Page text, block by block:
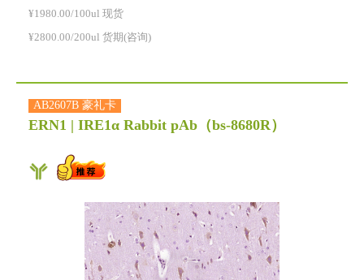
¥1980.00/100ul 现货
¥2800.00/200ul 货期(咨询)
AB2607B 豪礼卡
ERN1 | IRE1α Rabbit pAb （bs-8680R）